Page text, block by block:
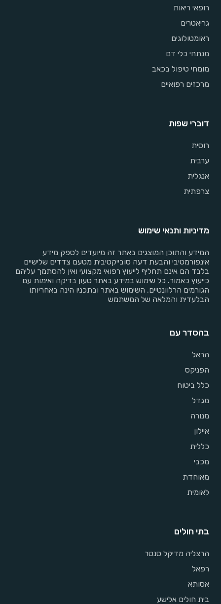
רופאי ריאות
גריאטרים
ראומטולוגים
מנתחי כלי דם
מומחי טיפול בכאב
מרכזים רפואיים
דוברי שפות
רוסית
ערבית
אנגלית
צרפתית
מדיניות ותנאי שימוש
המידע והתוכן המוצגים באתר זה מיועדים לספק מידע
אינפורמטיבי והבעת דעה סובייקטיבית מטעם צדדים שלישיים
בלבד הם אינם תחליף לייעוץ רפואי מקצועי ואין להסתמך עליהם
כייעוץ כאמור. כל שימוש במידע באתר טעון בדיקה ואימות עם
הגורמים הרלוונטיים. השימוש באתר ובתכניו הינה באחריותו
הבלעדית והמלאה של המשתמש
בהסדר עם
הראל
הפניקס
כלל ביטוח
מגדל
מנורה
איילון
כללית
מכבי
מאוחדת
לאומית
בתי חולים
הרצליה מדיקל סנטר
רפאל
אסותא
בית חולים אלישע